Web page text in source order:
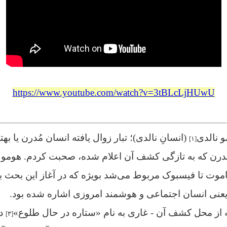
https://www.youtube.com/watch?v=3tBLcLjHUwU
نالدی[۱]
(انسانِ نالدی)؛ تبار زوال یافته انسان مُدرن یا
که به تازگی کشف آن اعلام شده، صحبت کردم. هومو
تا فیسبوک مربوط می‌شد بویژه که در آغاز این بحث
انسان اجتماعی و هوشمند امروزی اشاره شده بود.
از محل کشف آن - غاری به نام «ستاره در حال طلوع»[۳]